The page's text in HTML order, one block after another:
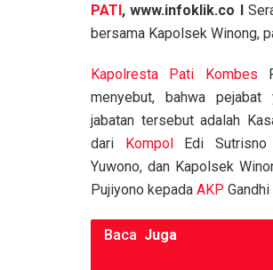
ce
o
o
k
tt
er
ail at
A
p
p
Li
PATI, www.infoklik.co I
bersama Kapolsek Winong,
Kapolresta Pati Kombes
menyebut, bahwa
jabatan tersebut adalah
dari KompolEdi Sutrisno
Yuwono, dan Kapolsek
Pujiyono kepada AKP
Baca Juga